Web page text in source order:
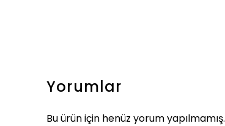
Yorumlar
Bu ürün için henüz yorum yapılmamış.